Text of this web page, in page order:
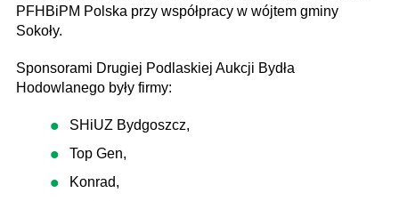
PFHBiPM Polska przy współpracy w wójtem gminy
Sokoły.
Sponsorami Drugiej Podlaskiej Aukcji Bydła
Hodowlanego były firmy:
SHiUZ Bydgoszcz,
Top Gen,
Konrad,